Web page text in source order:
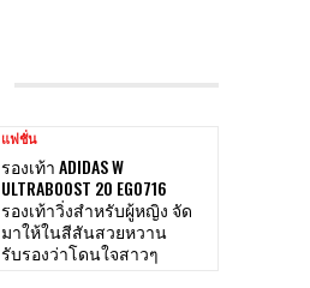
แฟชั่น
รองเท้า ADIDAS W
ULTRABOOST 20 EG0716
รองเท้าวิ่งสำหรับผู้หญิง จัด
มาให้ในสีสันสวยหวาน
รับรองว่าโดนใจสาวๆ